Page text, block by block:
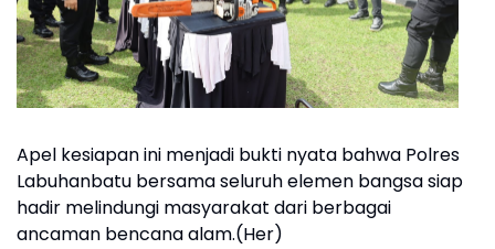
Apel kesiapan ini menjadi bukti nyata bahwa Polres
Labuhanbatu bersama seluruh elemen bangsa siap
hadir melindungi masyarakat dari berbagai
ancaman bencana alam.(Her)